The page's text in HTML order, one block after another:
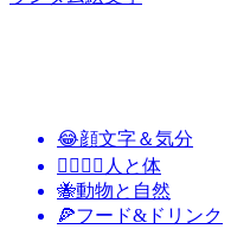
😂顔文字＆気分
👩‍❤️‍💋‍👨 人と体
🐝動物と自然
🍕フード&ドリンク